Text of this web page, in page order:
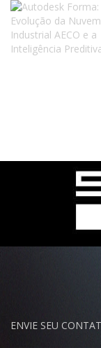
ENVIE SEU